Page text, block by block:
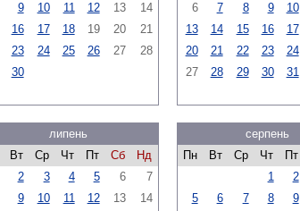
9 10 11 12 13
14
16 17 18 19 20
21
23 24 25 26 27
28
30
6
7 8 9 10
13
14 15 16 17
20
21 22 23 24
27
28 29 30 31
липень
Вт Ср Чт Пт Сб
Нд
2 3 4 5 6
7
9 10 11 12 13
14
серпень
Пн
Вт Ср Чт Пт
1
2
5
6 7 8 9